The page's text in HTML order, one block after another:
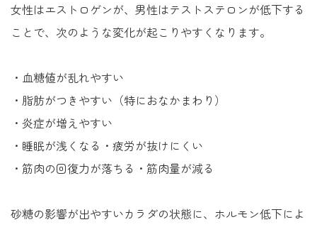
女性はエストロゲンが、男性はテストステロンが低下する
ことで、次のような変化が起こりやすくなります。
・血糖値が乱れやすい
・脂肪がつきやすい（特におなかまわり）
・炎症が増えやすい
・睡眠が浅くなる・疲労が抜けにくい
・筋肉の回復力が落ちる・筋肉量が減る
砂糖の影響が出やすいカラダの状態に、ホルモン低下によ